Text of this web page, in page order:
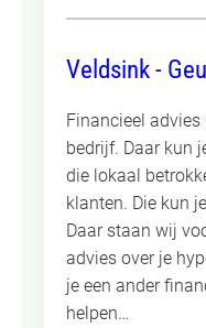
Veldsink -
Financieel
bedrijf. Daar kun
die lokaal
klanten. Die kun
Daar staan wij
advies over je
je een ander
helpen…